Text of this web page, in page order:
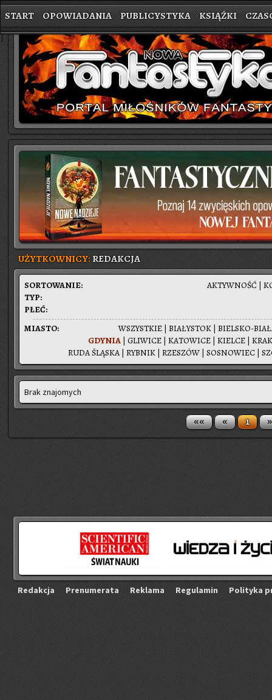
START OPOWIADANIA PUBLICYSTYKA KSIĄŻKI
}
UŻYTKOWNICY:REDAKCJA
AK­TYW­NOŚĆ |
SOR­TO­WA­NIE:
TYP:
PŁEĆ:
WSZYST­KIE | BIA­ŁY­STOK | BIEL­SKO-
GDY­NIA | GLI­WI­CE | KA­TO­WI­CE | KIEL­CE |
RUDA ŚLĄ­SKA| RYB­NIK | RZE­SZÓW | SO­SNO­WIEC |
MIA­STO:
Brak znajomych
«« « 1 »
Re­dak­cja Pre­nu­me­ra­ta Re­kla­ma Re­gu­la­min Po­li­ty­ka